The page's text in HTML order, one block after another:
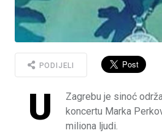
PODIJELI
U
Zagrebu je sinoć
koncertu Marka
miliona ljudi.